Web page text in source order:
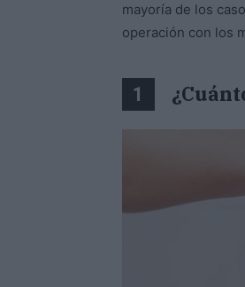
mayoría de los
operación con los
1